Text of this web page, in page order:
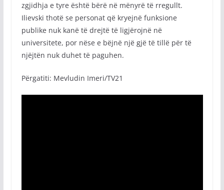
zgjidhja e tyre është bërë në mënyrë të rregullt.
Ilievski thotë se personat që kryejnë funksione
publike nuk kanë të drejtë të ligjërojnë në
universitete, por nëse e bëjnë një gjë të tillë për të
njëjtën nuk duhet të paguhen.
Përgatiti: Mevludin Imeri/TV21